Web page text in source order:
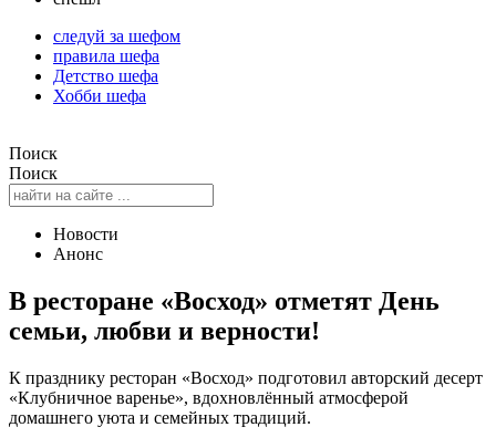
следуй за шефом
правила шефа
Детство шефа
Хобби шефа
Поиск
Поиск
Новости
Анонс
В ресторане «Восход» отметят День
семьи, любви и верности!
К празднику ресторан «Восход» подготовил авторский десерт
«Клубничное варенье», вдохновлённый атмосферой
домашнего уюта и семейных традиций.